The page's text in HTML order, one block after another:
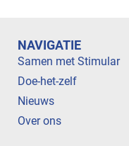
NAVIGATIE
Samen met Stimular
Doe-het-zelf
Nieuws
Over ons